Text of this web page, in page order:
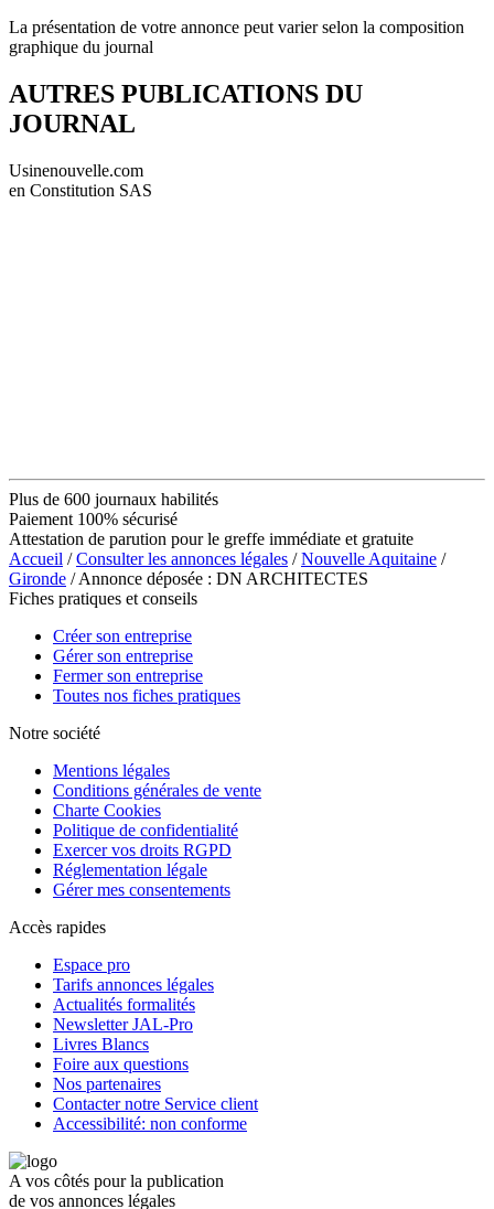
La présentation de votre annonce peut varier selon la composition
graphique du journal
AUTRES PUBLICATIONS DU
JOURNAL
Usinenouvelle.com
en Constitution SAS
Plus de 600 journaux habilités
Paiement 100% sécurisé
Attestation de parution pour le greffe immédiate et gratuite
Accueil /Consulter les annonces légales /Nouvelle Aquitaine /
Gironde / Annonce déposée : DN ARCHITECTES
Fiches pratiques et conseils
Créer son entreprise
Gérer son entreprise
Fermer son entreprise
Toutes nos fiches pratiques
Notre société
Mentions légales
Conditions générales de vente
Charte Cookies
Politique de confidentialité
Exercer vos droits RGPD
Réglementation légale
Gérer mes consentements
Accès rapides
Espace pro
Tarifs annonces légales
Actualités formalités
Newsletter JAL-Pro
Livres Blancs
Foire aux questions
Nos partenaires
Contacter notre Service client
Accessibilité: non conforme
A vos côtés pour la publication
de vos annonces légales